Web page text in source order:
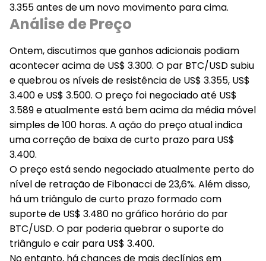
3.355 antes de um novo movimento para cima.
Análise de Preço
Ontem, discutimos que ganhos adicionais podiam
acontecer acima de US$ 3.300. O par BTC/USD subiu
e quebrou os níveis de resistência de US$ 3.355, US$
3.400 e US$ 3.500. O preço foi negociado até US$
3.589 e atualmente está bem acima da média móvel
simples de 100 horas. A ação do preço atual indica
uma correção de baixa de curto prazo para US$
3.400.
O preço está sendo negociado atualmente perto do
nível de retração de Fibonacci de 23,6%. Além disso,
há um triângulo de curto prazo formado com
suporte de US$ 3.480 no gráfico horário do par
BTC/USD. O par poderia quebrar o suporte do
triângulo e cair para US$ 3.400.